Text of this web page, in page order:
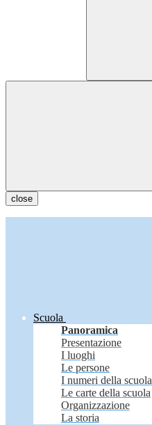
close
Scuola
Panoramica
Presentazione
I luoghi
Le persone
I numeri della scuola
Le carte della scuola
Organizzazione
La storia